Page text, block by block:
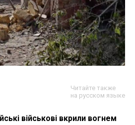
Читайте также
на русском языке
військові вкрили вогнем